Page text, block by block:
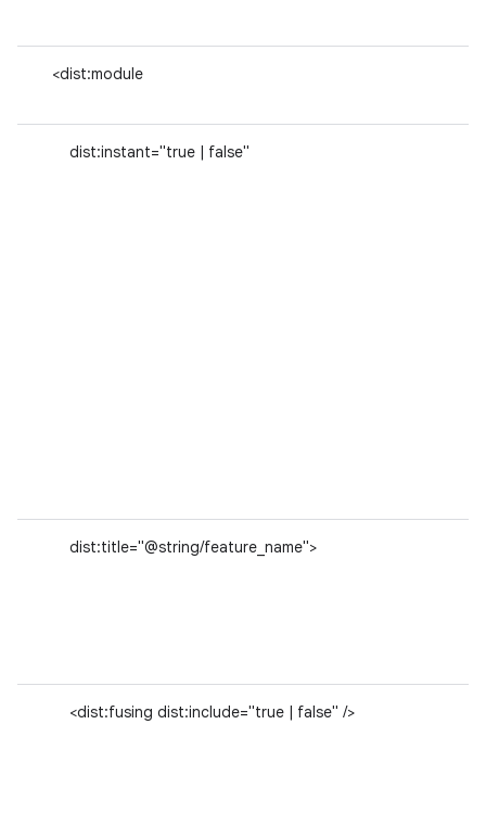
<dist:module
dist:instant="true | false"
dist:title="@string/feature_name">
<dist:fusing dist:include="true | false" />